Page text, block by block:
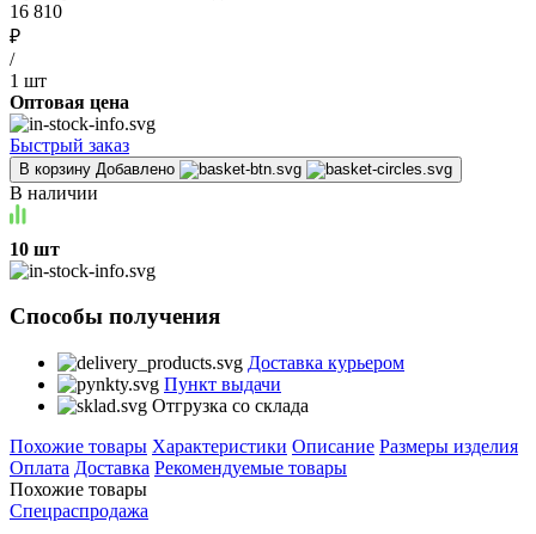
16 810
₽
/
1 шт
Оптовая цена
Быстрый заказ
В корзину Добавлено
В наличии
10 шт
Способы получения
Доставка курьером
Пункт выдачи
Отгрузка со склада
Похожие товары Характеристики Описание Размеры изделия
Оплата Доставка Рекомендуемые товары
Похожие товары
Спецраспродажа